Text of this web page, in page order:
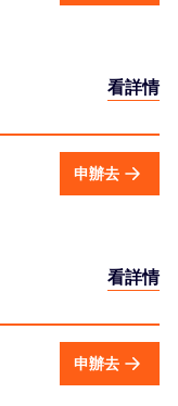
看詳情
申辦去
看詳情
申辦去